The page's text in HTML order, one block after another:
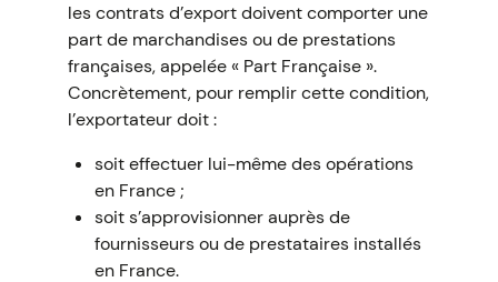
les contrats d’export doivent comporter une
part de marchandises ou de prestations
françaises, appelée « Part Française ».
Concrètement, pour remplir cette condition,
l’exportateur doit :
soit effectuer lui-même des opérations
en France ;
soit s’approvisionner auprès de
fournisseurs ou de prestataires installés
en France.